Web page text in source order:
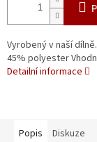
Vyrobený v naší
45% polyester
Detailní informace
Popis Diskuze